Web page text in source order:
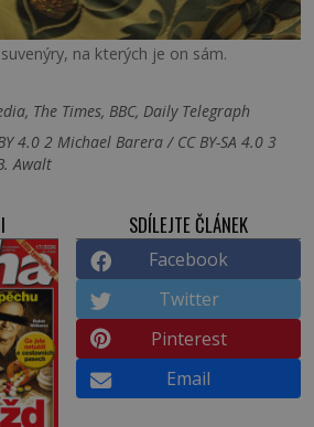
na kterých je on sám.
The Times, BBC, Daily Telegraph
4.0 2 Michael Barera / CC BY-SA 4.0 3
Awalt
SDÍLEJTE ČLÁNEK
Facebook
Twitter
Pinterest
Email